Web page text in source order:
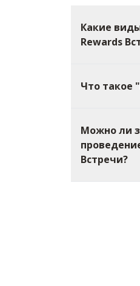
Какие
Rewards
Что такое
Можно ли
Встречи?